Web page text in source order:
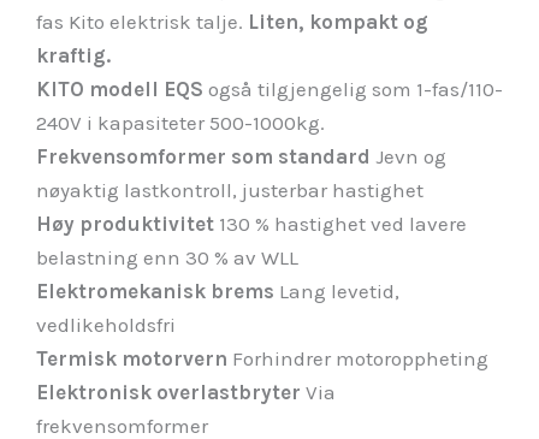
fas Kito elektrisk talje. Liten, kompakt og
kraftig.
KITO modell EQS også tilgjengelig som 1-fas/110-
240V i kapasiteter 500-1000kg.
Frekvensomformer som standard Jevn og
nøyaktig lastkontroll, justerbar hastighet
Høy produktivitet 130 % hastighet ved lavere
belastning enn 30 % av WLL
Elektromekanisk brems Lang levetid,
vedlikeholdsfri
Termisk motorvern Forhindrer motoroppheting
Elektronisk overlastbryter Via
frekvensomformer